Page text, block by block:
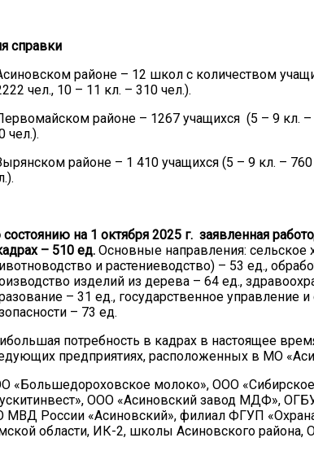
справки
районе – 12 школ с количеством
чел., 10 – 11 кл. – 310 чел.).
районе – 1267 учащихся (5 – 9 кл. –
чел.).
районе – 1 410 учащихся (5 – 9 кл. –
на 1 октября 2025 г. заявленная
– 510 ед. Основные направления: сельское
и растениеводство) – 53 ед.,
изделий из дерева – 64 ед.,
– 31 ед., государственное управление
– 73 ед.
потребность в кадрах в настоящее
предприятиях, расположенных в МО
«Большедороховское молоко», ООО
ООО «Асиновский завод МДФ»,
МВД России «Асиновский», филиал ФГУП
области, ИК-2, школы Асиновского